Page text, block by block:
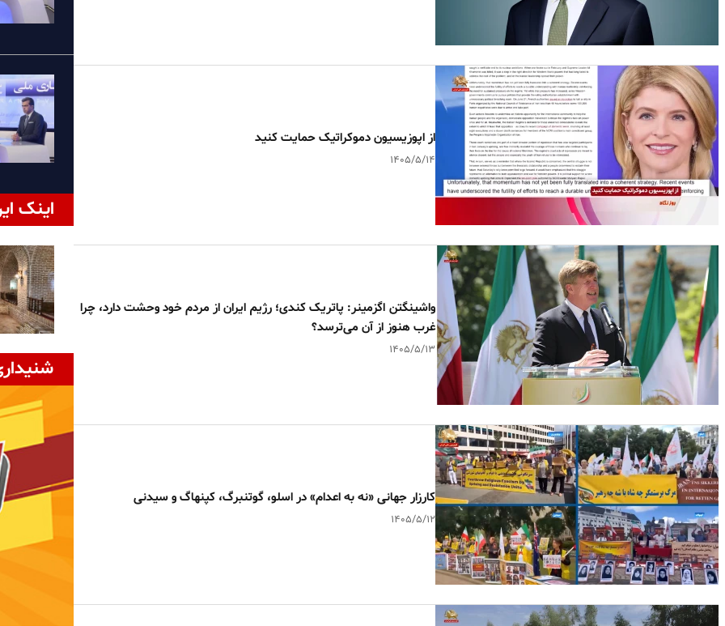
‌از اپوزیسیون دموکراتیک حمایت کنید
۱۴۰۵/۵/۱۴
واشینگتن اگزمینر: پاتریک کندی؛ رژیم ایران از مردم خود وحشت دارد، چرا
غرب هنوز از آن می‌ترسد؟
۱۴۰۵/۵/۱۳
کارزار جهانی «نه به اعدام» در اسلو، گوتنبرگ، کپنهاگ و سیدنی
۱۴۰۵/۵/۱۲
اینک